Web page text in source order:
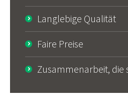
Langlebige Qualität
Faire Preise
Zusammenarbeit, die